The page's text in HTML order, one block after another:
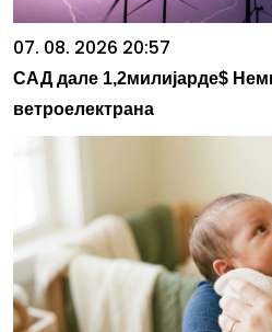
07. 08. 2026 20:57
САД дале 1,2милијарде$
ветроелектрана